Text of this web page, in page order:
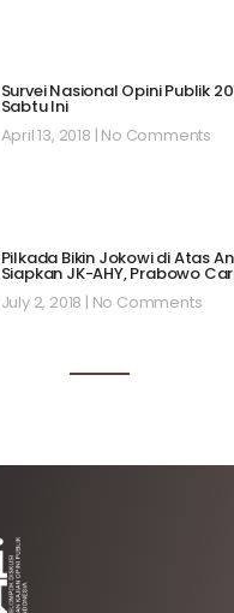
Survei Nasional Opini Publik
Sabtu Ini
April 13, 2018 No Comments
Pilkada Bikin Jokowi di Atas
Siapkan JK-AHY, Prabowo
July 2, 2018 No Comments